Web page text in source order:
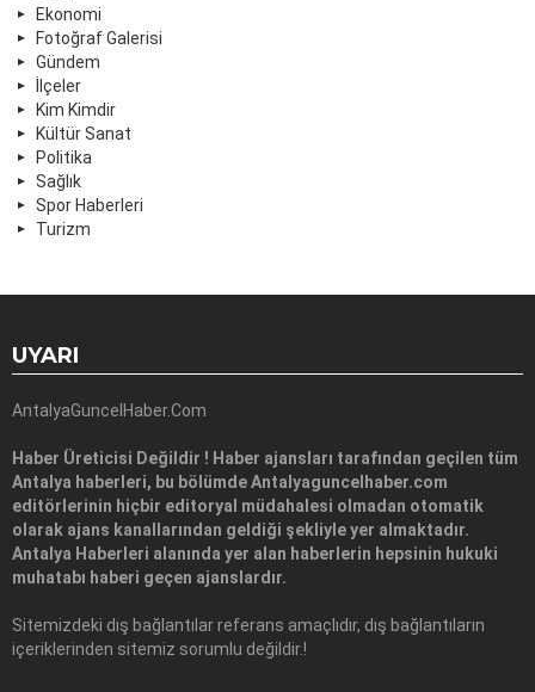
Ekonomi
Fotoğraf Galerisi
Gündem
İlçeler
Kim Kimdir
Kültür Sanat
Politika
Sağlık
Spor Haberleri
Turizm
UYARI
AntalyaGuncelHaber.Com
Haber Üreticisi Değildir ! Haber ajansları tarafından geçilen tüm
Antalya haberleri, bu bölümde Antalyaguncelhaber.com
editörlerinin hiçbir editoryal müdahalesi olmadan otomatik
olarak ajans kanallarından geldiği şekliyle yer almaktadır.
Antalya Haberleri alanında yer alan haberlerin hepsinin hukuki
muhatabı haberi geçen ajanslardır.
Sitemizdeki dış bağlantılar referans amaçlıdır, dış bağlantıların
içeriklerinden sitemiz sorumlu değildir.!